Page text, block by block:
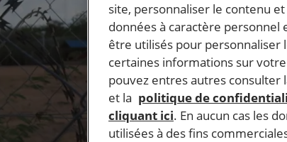
site, personnaliser le contenu
données à caractère personnel
être utilisés pour personnaliser
certaines informations sur
pouvez entres autres consulter
et la politique de
cliquant ici. En aucun cas les
utilisées à des fins